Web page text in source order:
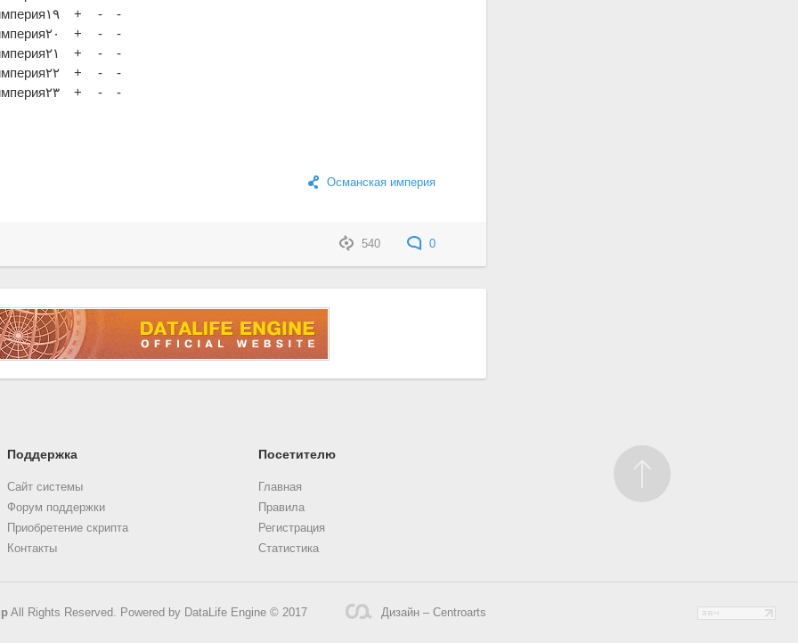
١٩ + -
-
٢٠ + -
-
٢١ + -
-
٢٢ + -
-
٢٣ + - -
Османская империя
540 0
Поддержка
Сайт системы
Форум поддержки
Приобретение скрипта
Контакты
Посетителю
Главная
Правила
Регистрация
Статистика
All Rights Reserved. Powered by DataLife Engine © 2017 Дизайн – Centroarts